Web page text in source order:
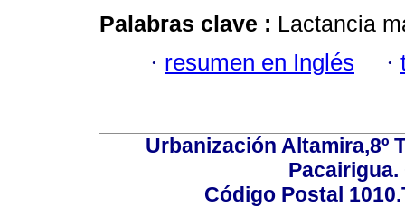
Palabras clave : Lactancia
· resumen en Inglés ·
Urbanización Altamira,8º
Pacairigua.
Código Postal